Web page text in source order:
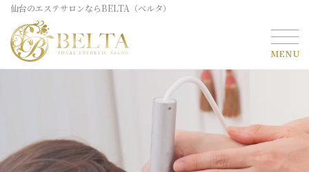
仙台のエステサロンならBELTA（ベルタ）